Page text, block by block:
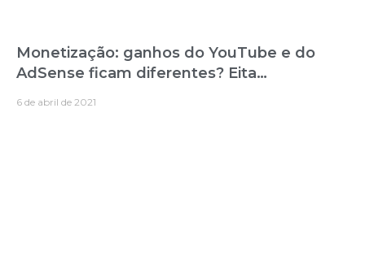
Monetização: ganhos do YouTube e do
AdSense ficam diferentes? Eita…
6 de abril de 2021